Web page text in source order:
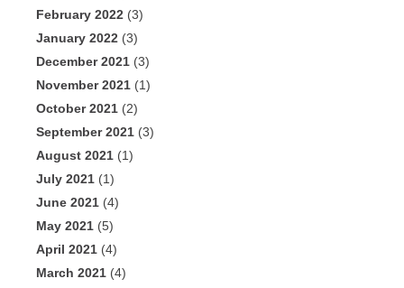
February 2022 (3)
January 2022 (3)
December 2021 (3)
November 2021 (1)
October 2021 (2)
September 2021 (3)
August 2021 (1)
July 2021 (1)
June 2021 (4)
May 2021 (5)
April 2021 (4)
March 2021 (4)